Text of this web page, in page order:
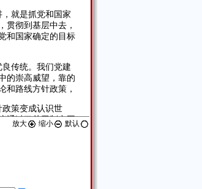
就是抓党和国家
贯彻到基层中去，
和国家确定的目标
传统。我们党建
的崇高威望，靠的
和路线方针政策，
策变成认识世
通过了关于制定国
系列推进改革发展
干部要把以人为
、利为民所谋。把
放大 缩小
默认